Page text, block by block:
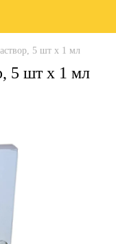
5 шт х 1 мл
5 шт х 1 мл